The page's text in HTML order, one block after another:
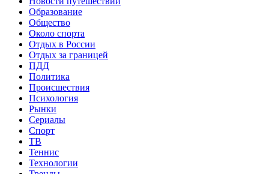
Образование
Общество
Около спорта
Отдых в России
Отдых за границей
ПДД
Политика
Происшествия
Психология
Рынки
Сериалы
Спорт
ТВ
Теннис
Технологии